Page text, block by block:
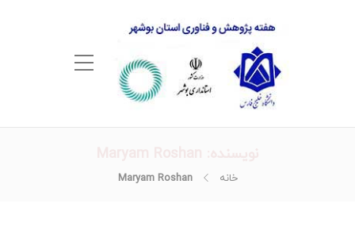
خانه Maryam Roshan